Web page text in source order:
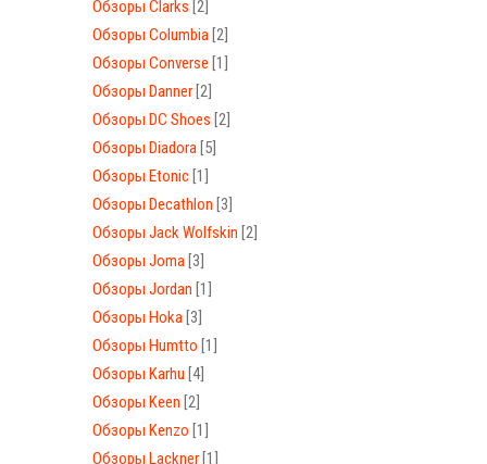
Обзоры Clarks [2]
Обзоры Columbia [2]
Обзоры Converse [1]
Обзоры Danner [2]
Обзоры DC Shoes [2]
Обзоры Diadora [5]
Обзоры Etonic [1]
Обзоры Decathlon [3]
Обзоры Jack Wolfskin [2]
Обзоры Joma [3]
Обзоры Jordan [1]
Обзоры Hoka [3]
Обзоры Humtto [1]
Обзоры Karhu [4]
Обзоры Keen [2]
Обзоры Kenzo [1]
Обзоры Lackner [1]